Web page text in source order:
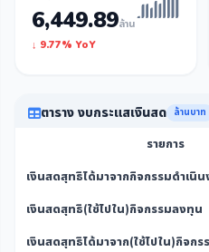
6,449.89ล้าน
↓ 9.77% YoY
ตาราง งบกระแสเงินสด ล้านบาท
รายการ
เงินสดสุทธิได้มาจากกิจกรรมดำเนิน
เงินสดสุทธิ(ใช้ไปใน)กิจกรรมลงทุน
เงินสดสุทธิได้มาจาก(ใช้ไปใน)กิจกร